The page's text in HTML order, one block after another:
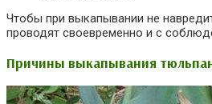
Чтобы при выкапывании не
проводят своевременно и с
Причины выкапывания